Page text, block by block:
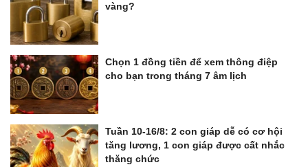
vàng?
Chọn 1 đồng tiền để xem thông điệp
cho bạn trong tháng 7 âm lịch
Tuần 10-16/8: 2 con giáp dễ có cơ hội
tăng lương, 1 con giáp được cất nhắc
thăng chức